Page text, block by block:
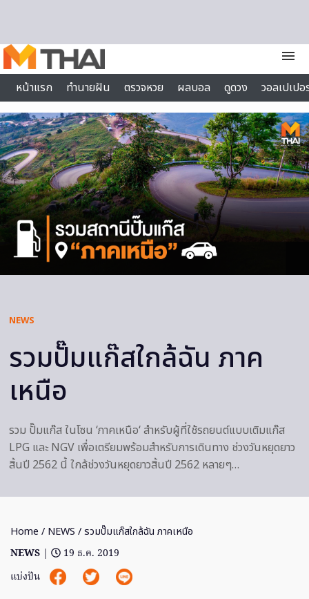
menu
หน้าแรก
ทำนายฝัน ตรวจหวย ผลบอล ดูดวง
วอลเปเป
ไลฟ์สไตล์
NEWS
รวมปั๊มแก๊สใกล้ฉัน ภาค
เหนือ
รวม ปั๊มแก๊ส ในโซน ‘ภาคเหนือ‘ สำหรับผู้ที่ใช้รถยนต์แบบเติมแก๊ส
LPG และ NGV เพื่อเตรียมพร้อมสำหรับการเดินทาง ช่วงวันหยุดยาว
สิ้นปี 2562 นี้ ใกล้ช่วงวันหยุดยาวสิ้นปี 2562 หลายๆ…
Home / NEWS / รวมปั๊มแก๊สใกล้ฉัน ภาคเหนือ
NEWS |
19 ธ.ค. 2019
แบ่งปัน